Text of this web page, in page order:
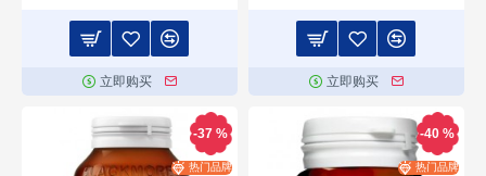
立即购买 立即购买
热门品牌
-37 %
热门品牌
-40 %